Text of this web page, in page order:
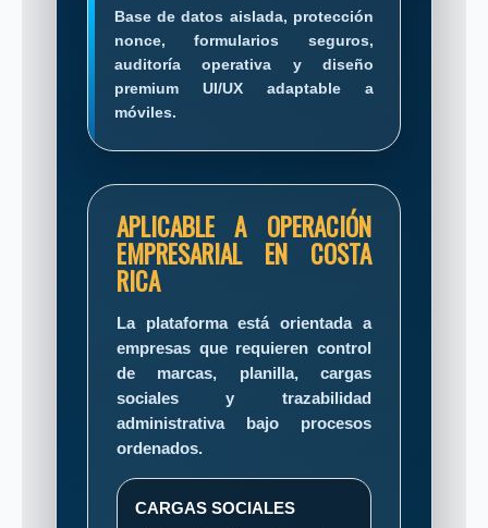
Base de datos aislada, protección
nonce, formularios seguros,
auditoría operativa y diseño
premium UI/UX adaptable a
móviles.
APLICABLE A OPERACIÓN
EMPRESARIAL EN COSTA
RICA
La plataforma está orientada a
empresas que requieren control
de marcas, planilla, cargas
sociales y trazabilidad
administrativa bajo procesos
ordenados.
CARGAS SOCIALES